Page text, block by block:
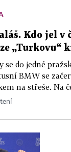
Kdo jel v
„Turkovu“
se do jedné
BMW se
na střeše. Na